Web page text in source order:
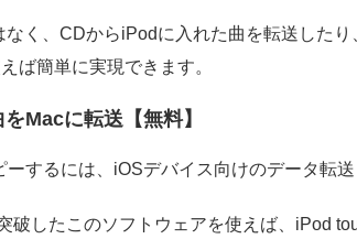
く、CDからiPodに入れた曲を転送した
ば簡単に実現できます。
Macに転送【無料】
するには、iOSデバイス向けのデータ転
破したこのソフトウェアを使えば、iPod